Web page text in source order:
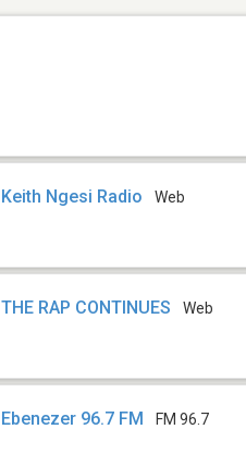
Keith Ngesi Radio Web
THE RAP CONTINUES Web
Ebenezer 96.7 FM FM 96.7